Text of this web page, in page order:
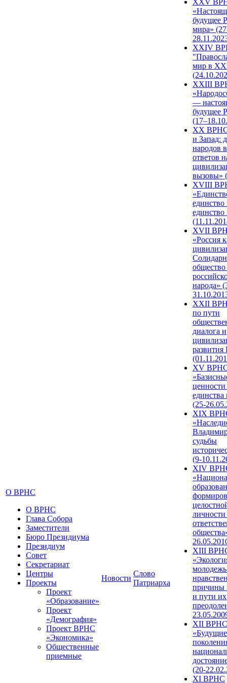
О ВРНС
О ВРНС
Глава Собора
Заместители
Бюро Президиума
Президиум
Совет
Секретариат
Центры
Проекты
Проект
«Образование»
Проект
«Демография»
Проект ВРНС
«Экономика»
Общественные
приемные
Новости
Слово
Патриарха
XXV
будущее
мира»
XXIV
мир в
XXIII
—
будущее
XX ВРНС
и Запад:
народов
ответов
вызовы»
XVIII
единство
единство
XVII
«Россия
народа»
XXII
по пути
диалога и
развития
XV
единства
(25-
XIX
судьбы
(9-
XIV
XIII
причины
и пути их
XII ВРНС
«Будущие
(20-
XI ВРНС